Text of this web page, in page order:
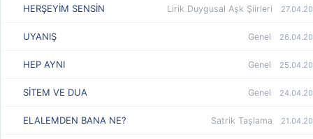
HERŞEYİM SENSİN Lirik Duygusal Aşk Şiirleri
UYANIŞ Genel
HEP AYNI Genel
SİTEM VE DUA Genel
ELALEMDEN BANA NE? Satrik Taşlama